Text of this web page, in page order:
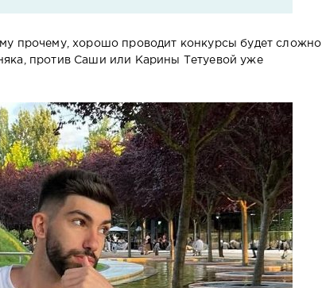
прочему, хорошо проводит конкурсы будет сложно
против Саши или Карины Тетуевой уже